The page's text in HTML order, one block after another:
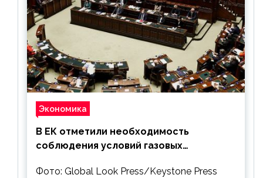
Экономика
В ЕК отметили необходимость
соблюдения условий газовых
Фото: Global Look Press/Keystone Press